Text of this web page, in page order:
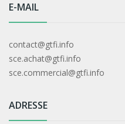
E-MAIL
contact@gtfi.info
sce.achat@gtfi.info
sce.commercial@gtfi.info
ADRESSE